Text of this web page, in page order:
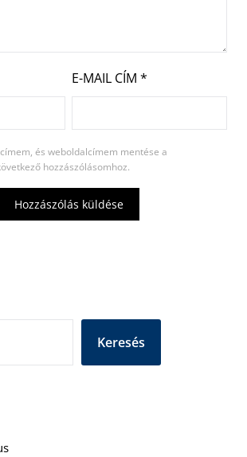
E-MAIL CÍM *
és weboldalcímem mentése a
hozzászólásomhoz.
Keresés